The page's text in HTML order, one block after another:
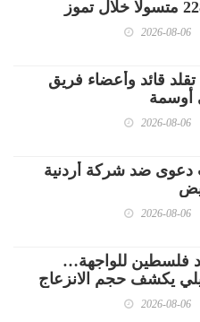
2026-08-06
تقلد قائد وأعضاء فريق
أوسمة
2026-08-06
دعوى ضد شركة أردنية
2026-08-06
فلسطين للواجهة…
يكشف حجم الانزعاج
2026-08-06